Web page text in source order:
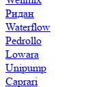
Ридан
Waterflow
Pedrollo
Lowara
Unipump
Caprari